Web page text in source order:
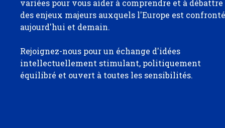
variées pour vous aider à comprendre et à débattre
des enjeux majeurs auxquels l'Europe est
aujourd'hui et demain.
Rejoignez-nous pour un échange d'idées
intellectuellement stimulant, politiquement
équilibré et ouvert à toutes les sensibilités.